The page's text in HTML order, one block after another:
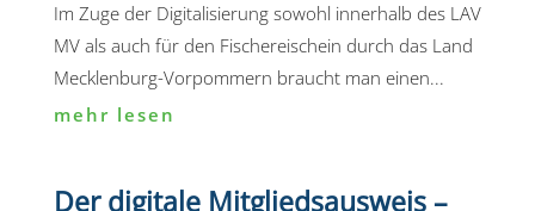
Im Zuge der Digitalisierung sowohl innerhalb des LAV
MV als auch für den Fischereischein durch das Land
Mecklenburg-Vorpommern braucht man einen...
mehr lesen
Der digitale Mitgliedsausweis –